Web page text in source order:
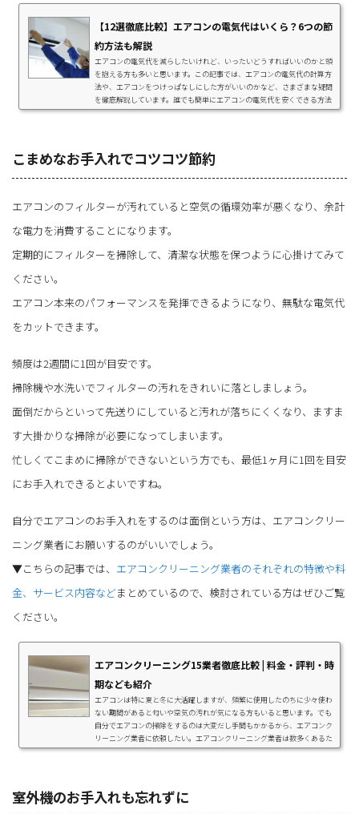
【12選徹底比較】エアコンの電気代はいくら？6つの節
約方法も解説
エアコンの電気代を減らしたいけれど、いったいどうすればいいのかと頭
を抱える方も多いと思います。この記事では、エアコンの電気代の計算方
法や、エアコンをつけっぱなしにした方がいいのかなど、さまざまな疑問
を徹底解説しています。誰でも簡単にエアコンの電気代を安くできる方法
も紹介しているので参考にしてください。最新のエアコンと10年前、20年
ップすると該当の見出しに...
こまめなお手入れでコツコツ節約
エアコンのフィルターが汚れていると空気の循環効率が悪くなり、余計
な電力を消費することになります。
定期的にフィルターを掃除して、清潔な状態を保つように心掛けてみて
ください。
エアコン本来のパフォーマンスを発揮できるようになり、無駄な電気代
をカットできます。
頻度は2週間に1回が目安です。
掃除機や水洗いでフィルターの汚れをきれいに落としましょう。
面倒だからといって先送りにしていると汚れが落ちにくくなり、ますま
す大掛かりな掃除が必要になってしまいます。
忙しくてこまめに掃除ができないという方でも、最低1ヶ月に1回を目安
にお手入れできるとよいですね。
自分でエアコンのお手入れをするのは面倒という方は、エアコンクリー
ニング業者にお願いするのがいいでしょう。
▼こちらの記事では、 エアコンクリーニング業者のそれぞれの特徴や料
金、サービス内容などまとめているので、検討されている方はぜひご覧
ください。
エアコンクリーニング15業者徹底比較 | 料金・評判・時
期なども紹介
エアコンは特に夏と冬に大活躍しますが、頻繁に使用したのちに少々使わ
ない期間があると匂いや空気の汚れが気になる方もいると思います。でも
自分でエアコンの掃除をするのは大変だし手間もかかるから、エアコンク
リーニング業者に依頼したい。エアコンクリーニング業者は数多くあるた
め、どこの業者がいいのか、費用はどれぐらいが目安なのかなど、はじめ
額といったように損をしないためにも...
室外機のお手入れも忘れずに